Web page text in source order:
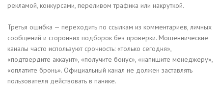
рекламой, конкурсами, переливом трафика или накруткой.
Третья ошибка — переходить по ссылкам из комментариев, личных
сообщений и сторонних подборок без проверки. Мошеннические
каналы часто используют срочность: «только сегодня»,
«подтвердите аккаунт», «получите бонус», «напишите менеджеру»,
«оплатите бронь». Официальный канал не должен заставлять
пользователя действовать в панике.